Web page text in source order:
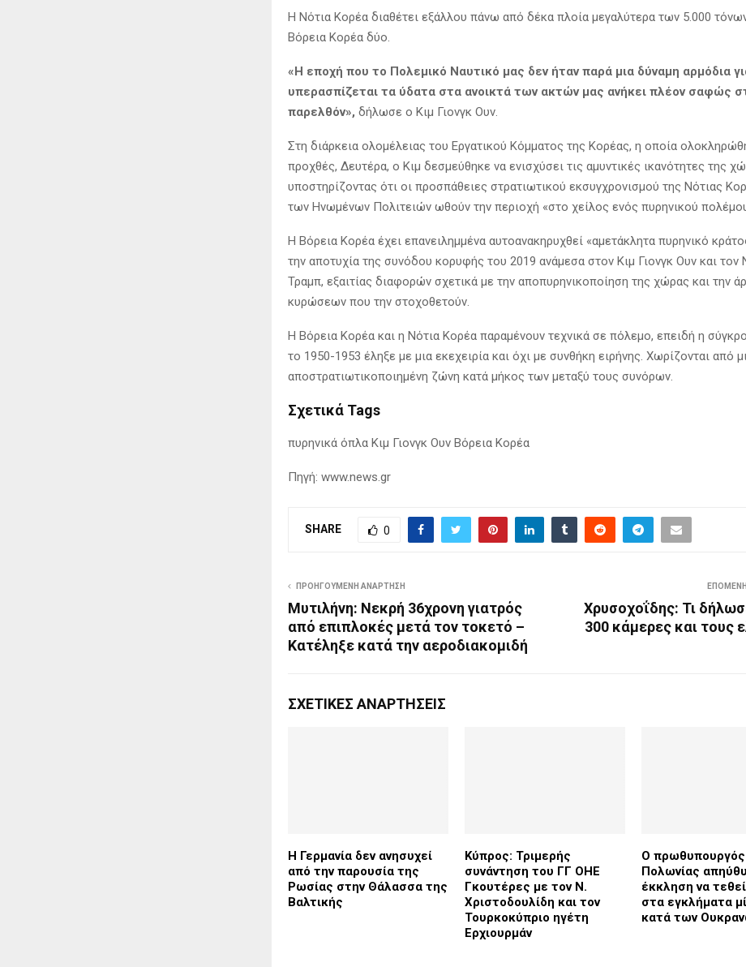
Η Νότια Κορέα διαθέτει εξάλλου πάνω από δέκα πλοία μεγαλύτερα των 5.000
Βόρεια Κορέα δύο.
«Η εποχή που το Πολεμικό Ναυτικό μας δεν ήταν παρά μια δύναμη αρμόδια
υπερασπίζεται τα ύδατα στα ανοικτά των ακτών μας ανήκει πλέον σαφώς
παρελθόν», δήλωσε ο Κιμ Γιονγκ Ουν.
Στη διάρκεια ολομέλειας του Εργατικού Κόμματος της Κορέας, η οποία
προχθές, Δευτέρα, ο Κιμ δεσμεύθηκε να ενισχύσει τις αμυντικές ικανότητες της
υποστηρίζοντας ότι οι προσπάθειες στρατιωτικού εκσυγχρονισμού της Νότιας
των Ηνωμένων Πολιτειών ωθούν την περιοχή «στο χείλος ενός πυρηνικού
Η Βόρεια Κορέα έχει επανειλημμένα αυτοανακηρυχθεί «αμετάκλητα πυρηνικό
την αποτυχία της συνόδου κορυφής του 2019 ανάμεσα στον Κιμ Γιονγκ Ουν και τον
Τραμπ, εξαιτίας διαφορών σχετικά με την αποπυρηνικοποίηση της χώρας και την
κυρώσεων που την στοχοθετούν.
Η Βόρεια Κορέα και η Νότια Κορέα παραμένουν τεχνικά σε πόλεμο, επειδή η
το 1950-1953 έληξε με μια εκεχειρία και όχι με συνθήκη ειρήνης. Χωρίζονται από
αποστρατιωτικοποιημένη ζώνη κατά μήκος των μεταξύ τους συνόρων.
Σχετικά Tags
πυρηνικά όπλα Κιμ Γιονγκ Ουν Βόρεια Κορέα
Πηγή: www.news.gr
SHARE 0
ΠΡΟΗΓΟΎΜΕΝΗ ΑΝΆΡΤΗΣΗ
Μυτιλήνη: Νεκρή 36χρονη γιατρός
από επιπλοκές μετά τον τοκετό –
Κατέληξε κατά την αεροδιακομιδή
Χρυσοχοΐδης: Τι
300 κάμερες και τους
ΣΧΕΤΙΚΈΣ ΑΝΑΡΤΉΣΕΙΣ
Η Γερμανία δεν ανησυχεί
από την παρουσία της
Ρωσίας στην Θάλασσα της
Βαλτικής
Κύπρος: Τριμερής
συνάντηση του ΓΓ ΟΗΕ
Γκουτέρες με τον Ν.
Χριστοδουλίδη και τον
Τουρκοκύπριο ηγέτη
Ερχιουρμάν
Ο
Πολωνίας
έκκληση να
στα εγκλήματα
κατά των